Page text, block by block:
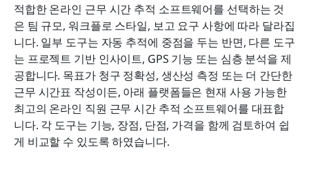
적합한 온라인 근무 시간 추적 소프트웨어를 선택하는 것
은 팀 규모, 워크플로 스타일, 보고 요구 사항에 따라 달라집
니다. 일부 도구는 자동 추적에 중점을 두는 반면, 다른 도구
는 프로젝트 기반 인사이트, GPS 기능 또는 심층 분석을 제
공합니다. 목표가 청구 정확성, 생산성 측정 또는 더 간단한
근무 시간표 작성이든, 아래 플랫폼들은 현재 사용 가능한
최고의 온라인 직원 근무 시간 추적 소프트웨어를 대표합
니다. 각 도구는 기능, 장점, 단점, 가격을 함께 검토하여 쉽
게 비교할 수 있도록 하였습니다.